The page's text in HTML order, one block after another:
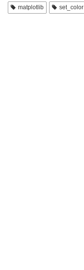
matplotlib set_color